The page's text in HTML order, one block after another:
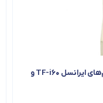
آنتن تقویتی ۴G مودم‌های ایرانسل TF-i۶۰ و